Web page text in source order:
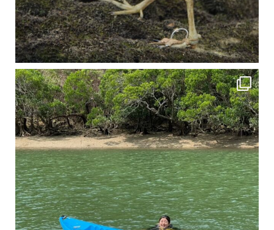
4月に入り、新人教育の為カヤックから落ちた際の救助の実技練習の風景です。 一人前の